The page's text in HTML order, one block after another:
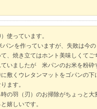
使っています。
パンを作っていますが、失敗は今
、焼き立てはホント美味しくて
ていましたが 米パンのお米を粉砕
敷くウレタンマットをゴパンの下
ます。
の羽（刃）のお掃除がちょっと
嬉しいです。